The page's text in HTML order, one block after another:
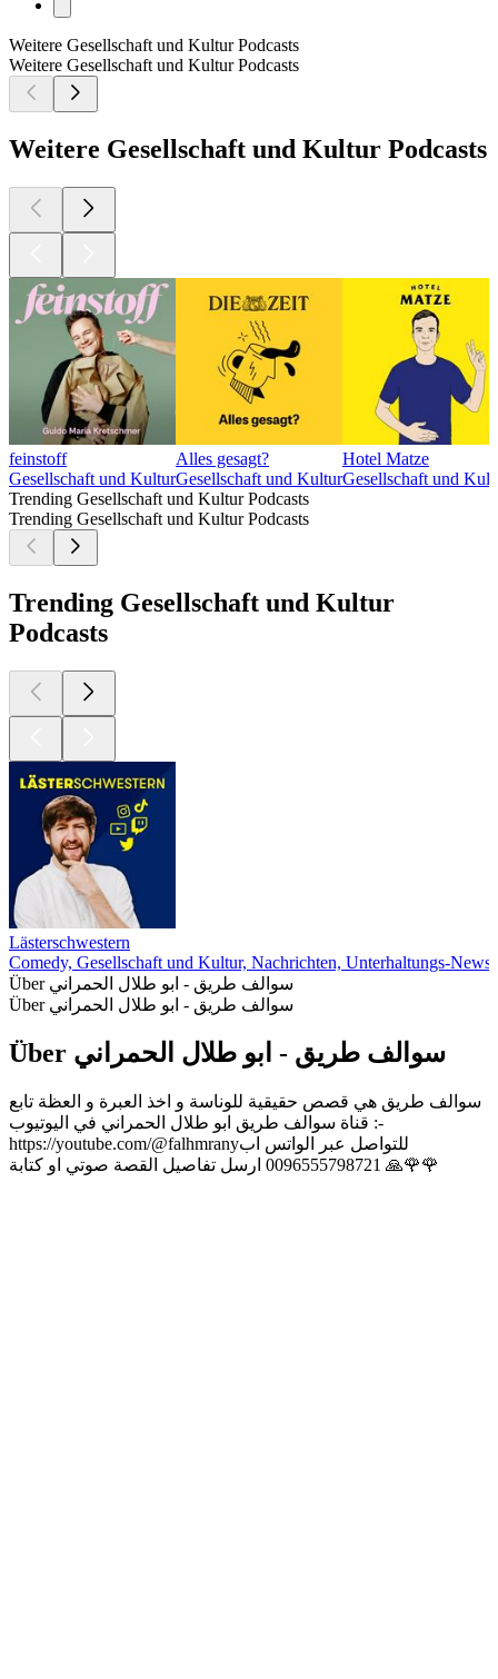
Weitere Gesellschaft und Kultur Podcasts
Weitere Gesellschaft und Kultur Podcasts
Weitere Gesellschaft und Kultur Podcasts
feinstoff
Gesellschaft und Kultur
Alles gesagt?
Gesellschaft und Kultur
Hotel Matze
Gesellschaft und
Trending Gesellschaft und Kultur Podcasts
Trending Gesellschaft und Kultur Podcasts
Trending Gesellschaft und Kultur
Podcasts
Lästerschwestern
Comedy, Gesellschaft und Kultur, Nachrichten, Unterhaltungs-News
Über سوالف طريق - ابو طلال الحمراني
Über سوالف طريق - ابو طلال الحمراني
Über سوالف طريق - ابو طلال الحمراني
سوالف طريق هي قصص حقيقية للوناسة و اخذ العبرة و العظة تابع
قناة سوالف طريق ابو طلال الحمراني في اليوتيوب :-
https://youtube.com/@falhmranyللتواصل عبر الواتس اب
0096555798721 ارسل تفاصيل القصة صوتي او كتابة 🙏🌹🌹